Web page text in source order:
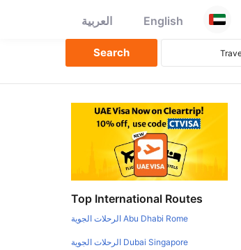
English العربية
Top International Routes
Abu Dhabi Rome الرحلات الجوية
Dubai Singapore الرحلات الجوية